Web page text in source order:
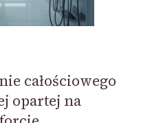
całościowego
opartej na